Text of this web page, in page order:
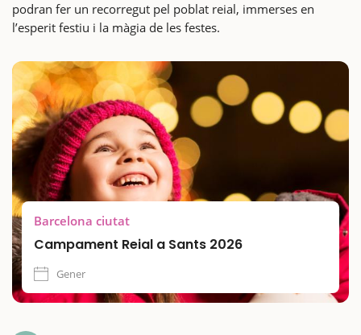
podran fer un recorregut pel poblat reial, immerses en
l’esperit festiu i la màgia de les festes.
Barcelona ciutat
Campament Reial a Sants 2026
Gener